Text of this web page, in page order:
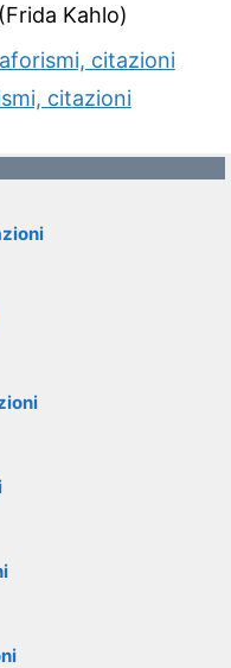
Kahlo)
citazioni
citazioni